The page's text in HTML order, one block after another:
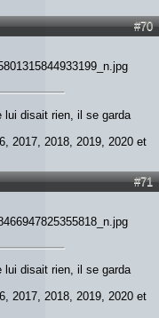
#70
lui disait rien, il se garda
2017, 2018, 2019, 2020 et
#71
lui disait rien, il se garda
2017, 2018, 2019, 2020 et